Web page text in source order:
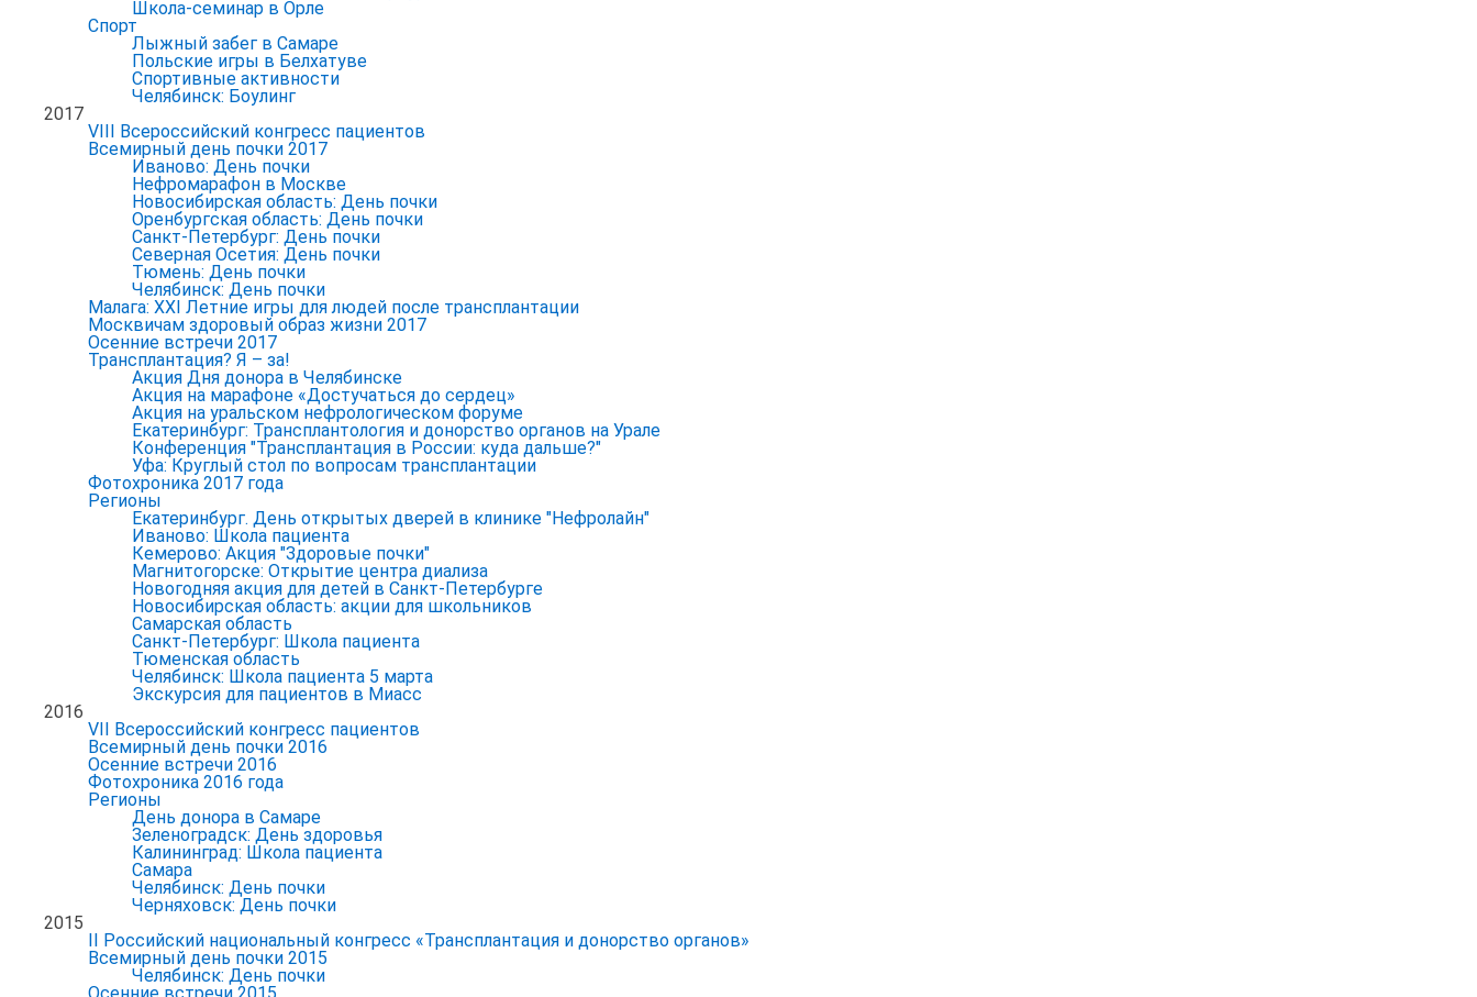
Школа-семинар в Орле
Спорт
Лыжный забег в Самаре
Польские игры в Белхатуве
Спортивные активности
Челябинск: Боулинг
2017
VIII Всероссийский конгресс пациентов
Всемирный день почки 2017
Иваново: День почки
Нефромарафон в Москве
Новосибирская область: День почки
Оренбургская область: День почки
Санкт-Петербург: День почки
Северная Осетия: День почки
Тюмень: День почки
Челябинск: День почки
Малага: XXI Летние игры для людей после трансплантации
Москвичам здоровый образ жизни 2017
Осенние встречи 2017
Трансплантация? Я – за!
Акция Дня донора в Челябинске
Акция на марафоне «Достучаться до сердец»
Акция на уральском нефрологическом форуме
Екатеринбург: Трансплантология и донорство органов на Урале
Конференция "Трансплантация в России: куда дальше?"
Уфа: Круглый стол по вопросам трансплантации
Фотохроника 2017 года
Регионы
Екатеринбург. День открытых дверей в клинике "Нефролайн"
Иваново: Школа пациента
Кемерово: Акция "Здоровые почки"
Магнитогорске: Открытие центра диализа
Новогодняя акция для детей в Санкт-Петербурге
Новосибирская область: акции для школьников
Самарская область
Санкт-Петербург: Школа пациента
Тюменская область
Челябинск: Школа пациента 5 марта
Экскурсия для пациентов в Миасс
2016
VII Всероссийский конгресс пациентов
Всемирный день почки 2016
Осенние встречи 2016
Фотохроника 2016 года
Регионы
День донора в Самаре
Зеленоградск: День здоровья
Калининград: Школа пациента
Самара
Челябинск: День почки
Черняховск: День почки
2015
II Российский национальный конгресс «Трансплантация и донорство органов»
Всемирный день почки 2015
Челябинск: День почки